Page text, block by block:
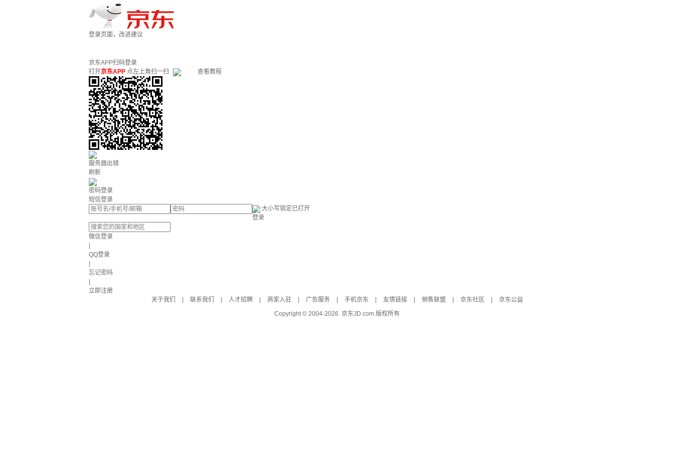
登录页面，改进建议
京东APP扫码登录
打开京东APP 点左上角扫一扫 查看教程
服务器出错
刷新
密码登录
短信登录
大小写锁定已打开
登录
微信登录
QQ登录
忘记密码
立即注册
关于我们
联系我们 人才招聘 商家入驻 广告服务 手机京东 友情链接 销售联盟 京东社区
京东公益
Copyright © 2004-2026 京东JD.com 版权所有